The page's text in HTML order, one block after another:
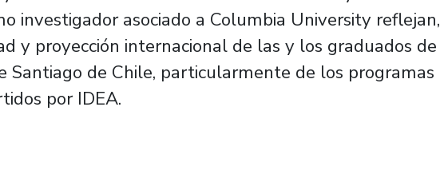
investigador asociado a Columbia University reflejan,
y proyección internacional de las y los graduados de
Santiago de Chile, particularmente de los programas
por IDEA.